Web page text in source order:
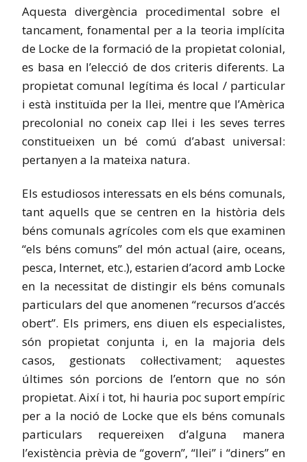
Aquesta divergència procedimental sobre el
tancament, fonamental per a la teoria implícita
de Locke de la formació de la propietat colonial,
es basa en l’elecció de dos criteris diferents. La
propietat comunal legítima és local / particular
i està instituïda per la llei, mentre que l’Amèrica
precolonial no coneix cap llei i les seves terres
constitueixen un bé comú d’abast universal:
pertanyen a la mateixa natura.
Els estudiosos interessats en els béns comunals,
tant aquells que se centren en la història dels
béns comunals agrícoles com els que examinen
“els béns comuns” del món actual (aire, oceans,
pesca, Internet, etc.), estarien d’acord amb Locke
en la necessitat de distingir els béns comunals
particulars del que anomenen “recursos d’accés
obert”. Els primers, ens diuen els especialistes,
són propietat conjunta i, en la majoria dels
casos, gestionats col·lectivament; aquestes
últimes són porcions de l’entorn que no són
propietat.Així i tot, hi hauria poc suport empíric
per a la noció de Locke que els béns comunals
particulars requereixen d’alguna manera
l’existència prèvia de “govern”, “llei” i “diners” en